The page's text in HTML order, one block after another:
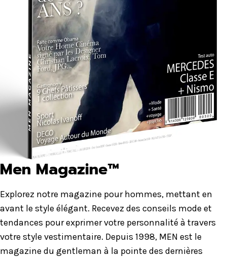
Men Magazine™
Explorez notre magazine pour hommes, mettant en
avant le style élégant. Recevez des conseils mode et
tendances pour exprimer votre personnalité à travers
votre style vestimentaire. Depuis 1998, MEN est le
magazine du gentleman à la pointe des dernières